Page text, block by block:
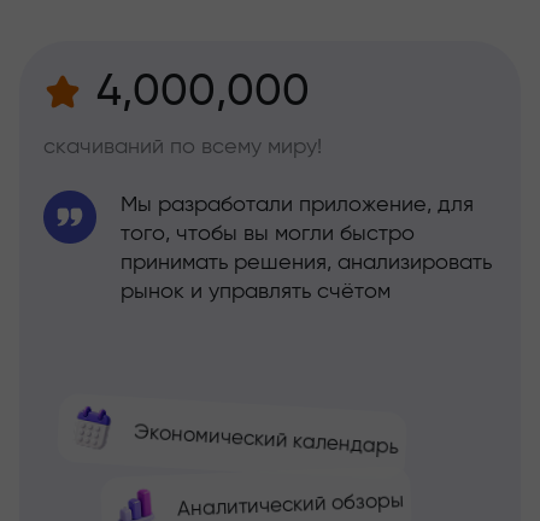
4,000,000
скачиваний по всему миру!
Экономический календарь
Аналитический обзоры
Мы разработали приложение, для
того, чтобы вы могли быстро
принимать решения, анализировать
рынок и управлять счётом